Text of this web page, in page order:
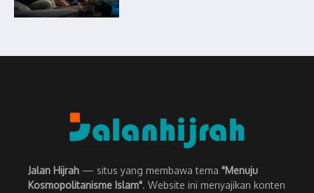
Jalan Hijrah — situs yang membawa tema "Menuju
Kosmopolitanisme Islam". Website ini menyajikan konten